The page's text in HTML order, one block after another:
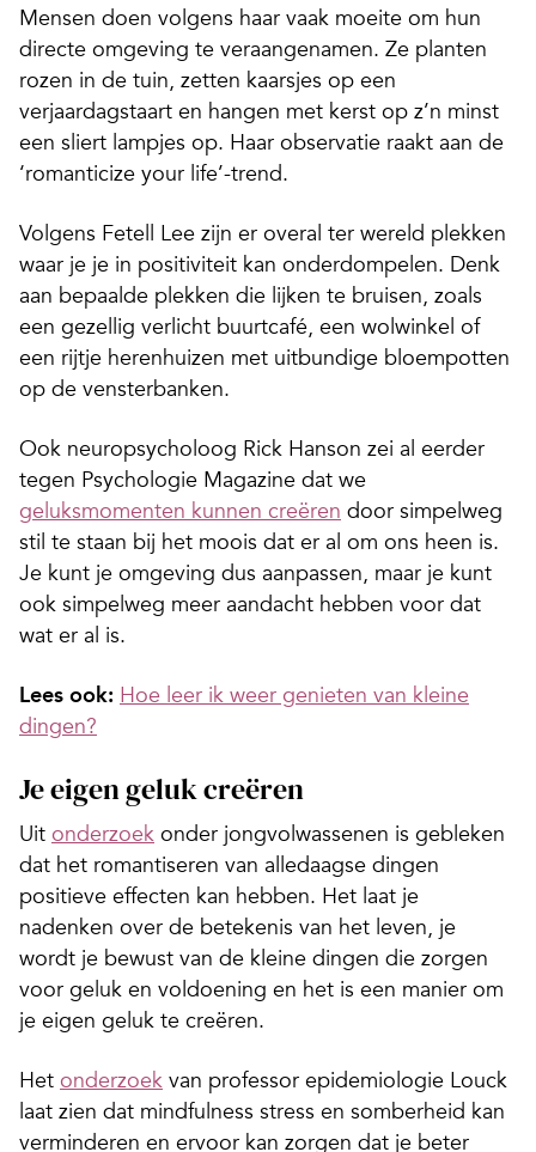
Mensen doen volgens haar vaak moeite om hun
directe omgeving te veraangenamen. Ze planten
rozen in de tuin, zetten kaarsjes op een
verjaardagstaart en hangen met kerst op z’n minst
een sliert lampjes op. Haar observatie raakt aan de
‘romanticize your life’-trend.
Volgens Fetell Lee zijn er overal ter wereld plekken
waar je je in positiviteit kan onderdompelen. Denk
aan bepaalde plekken die lijken te bruisen, zoals
een gezellig verlicht buurtcafé, een wolwinkel of
een rijtje herenhuizen met uitbundige bloempotten
op de vensterbanken.
Ook neuropsycholoog Rick Hanson zei al eerder
tegen Psychologie Magazine dat we
geluksmomenten kunnen creëren door simpelweg
stil te staan bij het moois dat er al om ons heen is.
Je kunt je omgeving dus aanpassen, maar je kunt
ook simpelweg meer aandacht hebben voor dat
wat er al is.
Lees ook: Hoe leer ik weer genieten van kleine
dingen?
Je eigen geluk creëren
Uit onderzoek onder jongvolwassenen is gebleken
dat het romantiseren van alledaagse dingen
positieve effecten kan hebben. Het laat je
nadenken over de betekenis van het leven, je
wordt je bewust van de kleine dingen die zorgen
voor geluk en voldoening en het is een manier om
je eigen geluk te creëren.
Het onderzoek van professor epidemiologie Louck
laat zien dat mindfulness stress en somberheid kan
verminderen en ervoor kan zorgen dat je beter